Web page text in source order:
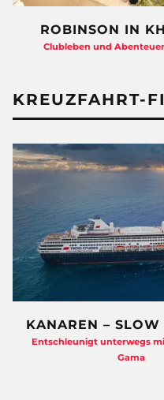
KHAO LAK
in Thailand
KREUZFAHRT-
SLOW CRUISING
mit der Vasco da